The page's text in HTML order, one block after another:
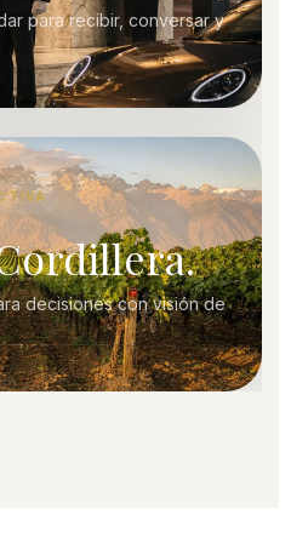
para recibir, conversar y
decisiones con visión de